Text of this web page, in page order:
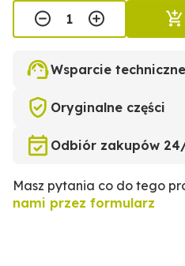
Wsparcie techniczne
Oryginalne części
Odbiór zakupów
Masz pytania co do tego
nami przez formularz